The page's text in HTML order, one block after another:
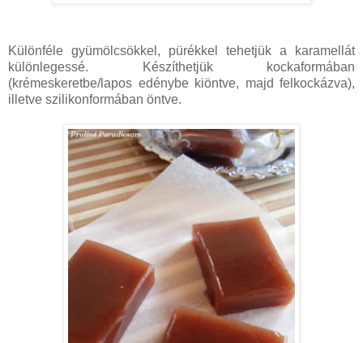
Különféle gyümölcsökkel, pürékkel tehetjük a karamellát
különlegessé. Készíthetjük kockaformában
(krémeskeretbe/lapos edénybe kiöntve, majd felkockázva),
illetve szilikonformában öntve.